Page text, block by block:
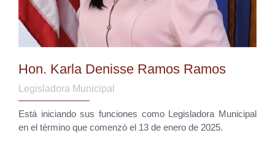
Hon. Karla Denisse Ramos Ramos
Legisladora Municipal
Está iniciando sus funciones como Legisladora Municipal
en el término que comenzó el 13 de enero de 2025.